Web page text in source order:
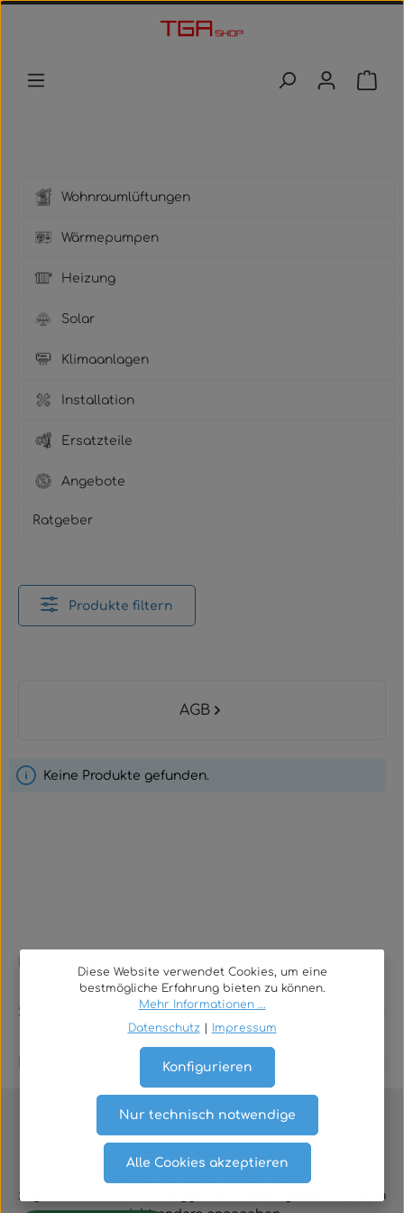
Zum Hauptinhalt springen
Wohnraumlüftungen
Wärmepumpen
Heizung
Solar
Klimaanlagen
Installation
Ersatzteile
Angebote
Ratgeber
Produkte filtern
AGB
Keine Produkte gefunden.
Service
Alle Preise inklusive der gesetzlichen Mehrwertsteuer
zzgl.
und ggf. Nachnahmegebühren, wenn
Diese Website verwendet Cookies, um eine
bestmögliche Erfahrung bieten zu können.
Mehr Informationen ...
Datenschutz
Impressum
Nur technisch notwendige
Konfigurieren
Alle Cookies akzeptieren